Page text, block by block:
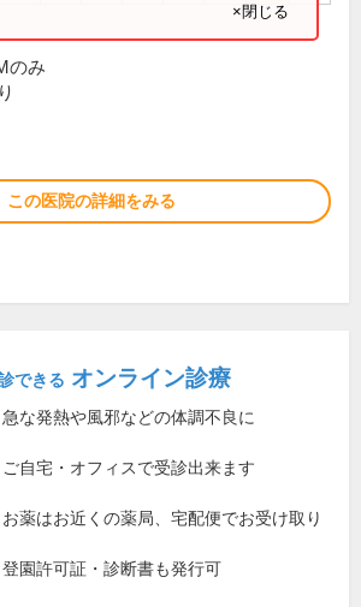
×閉じる
のみ
この医院の詳細をみる
できる オンライン診療
急な発熱や風邪などの体調不良に
ご自宅・オフィスで受診出来ます
お薬はお近くの薬局、宅配便でお受け取り
登園許可証・診断書も発行可